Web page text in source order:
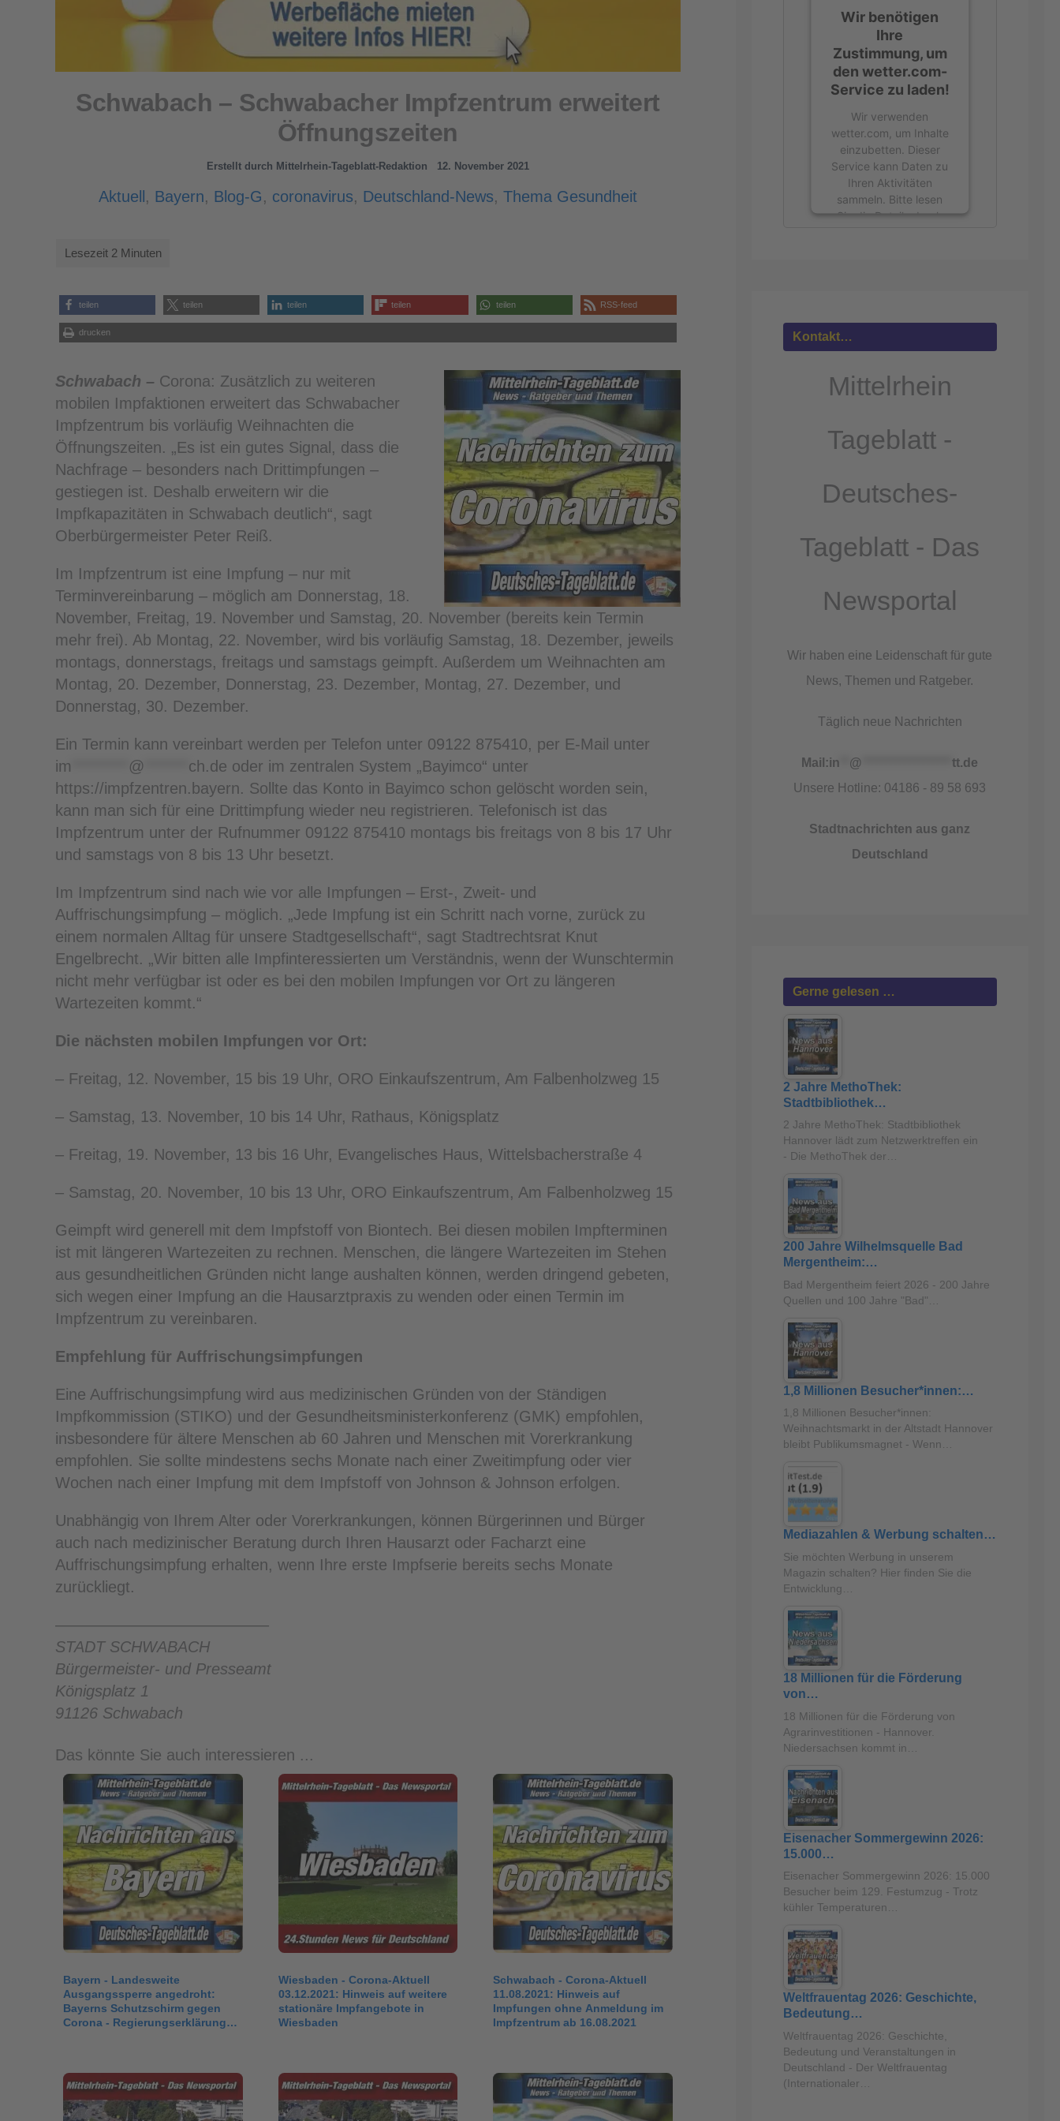
Schwabach – Schwabacher Impfzentrum erweitert
Öffnungszeiten
Erstellt durch Mittelrhein-Tageblatt-Redaktion 12. November 2021
Aktuell, Bayern, Blog-G, coronavirus, Deutschland-News, Thema Gesundheit
teilen teilen teilen teilen teilen RSS-feed
drucken
Schwabach – Corona: Zusätzlich zu weiteren
mobilen Impfaktionen erweitert das Schwabacher
Impfzentrum bis vorläufig Weihnachten die
Öffnungszeiten. „Es ist ein gutes Signal, dass die
Nachfrage – besonders nach Drittimpfungen –
gestiegen ist. Deshalb erweitern wir die
Impfkapazitäten in Schwabach deutlich“, sagt
Oberbürgermeister Peter Reiß.
Im Impfzentrum ist eine Impfung – nur mit
Terminvereinbarung – möglich am Donnerstag, 18.
November, Freitag, 19. November und Samstag, 20. November (bereits kein Termin
mehr frei). Ab Montag, 22. November, wird bis vorläufig Samstag, 18. Dezember, jeweils
montags, donnerstags, freitags und samstags geimpft. Außerdem um Weihnachten am
Montag, 20. Dezember, Donnerstag, 23. Dezember, Montag, 27. Dezember, und
Donnerstag, 30. Dezember.
Ein Termin kann vereinbart werden per Telefon unter 09122 875410, per E-Mail unter
im
@ ch.de oder im zentralen System „Bayimco“ unter
https://impfzentren.bayern. Sollte das Konto in Bayimco schon gelöscht worden sein,
kann man sich für eine Drittimpfung wieder neu registrieren. Telefonisch ist das
Impfzentrum unter der Rufnummer 09122 875410 montags bis freitags von 8 bis 17 Uhr
und samstags von 8 bis 13 Uhr besetzt.
Im Impfzentrum sind nach wie vor alle Impfungen – Erst-, Zweit- und
Auffrischungsimpfung – möglich. „Jede Impfung ist ein Schritt nach vorne, zurück zu
einem normalen Alltag für unsere Stadtgesellschaft“, sagt Stadtrechtsrat Knut
Engelbrecht. „Wir bitten alle Impfinteressierten um Verständnis, wenn der Wunschtermin
nicht mehr verfügbar ist oder es bei den mobilen Impfungen vor Ort zu längeren
Wartezeiten kommt.“
Die nächsten mobilen Impfungen vor Ort:
– Freitag, 12. November, 15 bis 19 Uhr, ORO Einkaufszentrum, Am Falbenholzweg 15
– Samstag, 13. November, 10 bis 14 Uhr, Rathaus, Königsplatz
– Freitag, 19. November, 13 bis 16 Uhr, Evangelisches Haus, Wittelsbacherstraße 4
– Samstag, 20. November, 10 bis 13 Uhr, ORO Einkaufszentrum, Am Falbenholzweg 15
Geimpft wird generell mit dem Impfstoff von Biontech. Bei diesen mobilen Impfterminen
ist mit längeren Wartezeiten zu rechnen. Menschen, die längere Wartezeiten im Stehen
aus gesundheitlichen Gründen nicht lange aushalten können, werden dringend gebeten,
sich wegen einer Impfung an die Hausarztpraxis zu wenden oder einen Termin im
Impfzentrum zu vereinbaren.
Empfehlung für Auffrischungsimpfungen
Eine Auffrischungsimpfung wird aus medizinischen Gründen von der Ständigen
Impfkommission (STIKO) und der Gesundheitsministerkonferenz (GMK) empfohlen,
insbesondere für ältere Menschen ab 60 Jahren und Menschen mit Vorerkrankung
empfohlen. Sie sollte mindestens sechs Monate nach einer Zweitimpfung oder vier
Wochen nach einer Impfung mit dem Impfstoff von Johnson & Johnson erfolgen.
Unabhängig von Ihrem Alter oder Vorerkrankungen, können Bürgerinnen und Bürger
auch nach medizinischer Beratung durch Ihren Hausarzt oder Facharzt eine
Auffrischungsimpfung erhalten, wenn Ihre erste Impfserie bereits sechs Monate
zurückliegt.
—————————————–
STADT SCHWABACH
Bürgermeister- und Presseamt
Königsplatz 1
91126 Schwabach
Das könnte Sie auch interessieren ...
Bayern - Landesweite
Ausgangssperre angedroht:
Bayerns Schutzschirm gegen
Corona - Regierungserklärung
Wiesbaden - Corona-Aktuell
03.12.2021: Hinweis auf weitere
stationäre Impfangebote in
Wiesbaden
Schwabach - Corona-Aktuell
11.08.2021: Hinweis auf
Impfungen ohne Anmeldung im
Impfzentrum ab 16.08.2021
Wir benötigen
Ihre
Zustimmung, um
den wetter.com-
Service zu laden!
Wir verwenden
wetter.com, um Inhalte
einzubetten. Dieser
Service kann Daten zu
Ihren Aktivitäten
sammeln. Bitte lesen
Sie die Details durch
Informationen
powered by
& eRecht24
Kontakt…
Mittelrhein
Tageblatt -
Deutsches-
Tageblatt - Das
Newsportal
Wir haben eine Leidenschaft für gute
News, Themen und Ratgeber.
Täglich neue Nachrichten
Mail:in @ *******************tt.de
Unsere Hotline: 04186 - 89 58 693
Stadtnachrichten aus ganz
Deutschland
Gerne gelesen …
2 Jahre MethoThek:
Stadtbibliothek…
2 Jahre MethoThek: Stadtbibliothek
Hannover lädt zum Netzwerktreffen ein
- Die MethoThek der…
200 Jahre Wilhelmsquelle Bad
Mergentheim:…
Bad Mergentheim feiert 2026 - 200 Jahre
Quellen und 100 Jahre "Bad"…
1,8 Millionen Besucher*innen:…
1,8 Millionen Besucher*innen:
Weihnachtsmarkt in der Altstadt Hannover
bleibt Publikumsmagnet - Wenn…
Mediazahlen & Werbung schalten…
Sie möchten Werbung in unserem
Magazin schalten? Hier finden Sie die
Entwicklung…
18 Millionen für die Förderung
von…
18 Millionen für die Förderung von
Agrarinvestitionen - Hannover.
Niedersachsen kommt in…
Eisenacher Sommergewinn 2026:
15.000…
Eisenacher Sommergewinn 2026: 15.000
Besucher beim 129. Festumzug - Trotz
kühler Temperaturen…
Weltfrauentag 2026: Geschichte,
Bedeutung…
Weltfrauentag 2026: Geschichte,
Bedeutung und Veranstaltungen in
Deutschland - Der Weltfrauentag
(Internationaler…